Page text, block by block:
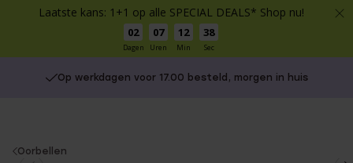
Laatste kans: 1+1 op alle SPECIAL DEALS* Shop nu!
02
Dagen
07
Uren
12
Min
38
Sec
Op werkdagen voor 17.00 besteld, morgen in huis
You
Oorbellen